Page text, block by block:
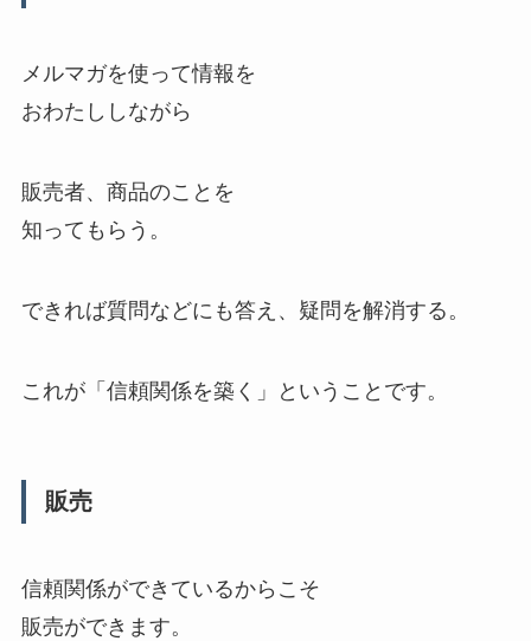
メルマガを使って情報を
おわたししながら
販売者、商品のことを
知ってもらう。
できれば質問などにも答え、疑問を解消する。
これが「信頼関係を築く」ということです。
販売
信頼関係ができているからこそ
販売ができます。